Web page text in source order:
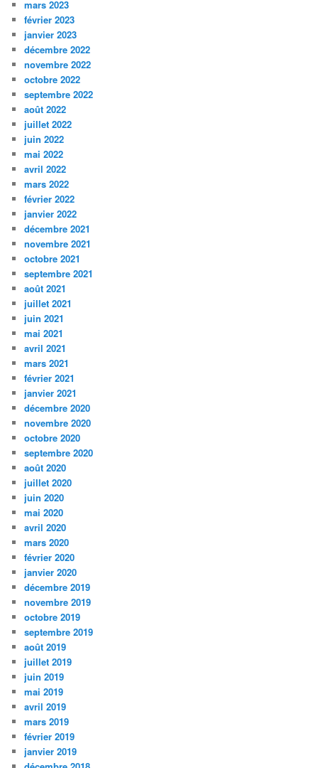
mars 2023
février 2023
janvier 2023
décembre 2022
novembre 2022
octobre 2022
septembre 2022
août 2022
juillet 2022
juin 2022
mai 2022
avril 2022
mars 2022
février 2022
janvier 2022
décembre 2021
novembre 2021
octobre 2021
septembre 2021
août 2021
juillet 2021
juin 2021
mai 2021
avril 2021
mars 2021
février 2021
janvier 2021
décembre 2020
novembre 2020
octobre 2020
septembre 2020
août 2020
juillet 2020
juin 2020
mai 2020
avril 2020
mars 2020
février 2020
janvier 2020
décembre 2019
novembre 2019
octobre 2019
septembre 2019
août 2019
juillet 2019
juin 2019
mai 2019
avril 2019
mars 2019
février 2019
janvier 2019